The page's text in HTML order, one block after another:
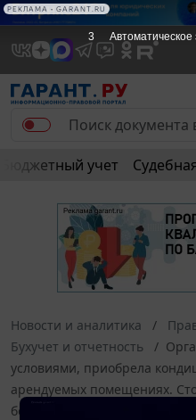
Бюджетный учет
Новости и аналитика
Бухучет и отчетность
условиями, приобрела
арендуемых помещениях.
более 20 000 рублей с НДС.
3
РЕКЛАМА • GARANT.RU